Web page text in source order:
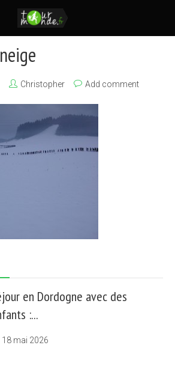
Christopher Add comment
en Dordogne avec des
:...
18 mai 2026